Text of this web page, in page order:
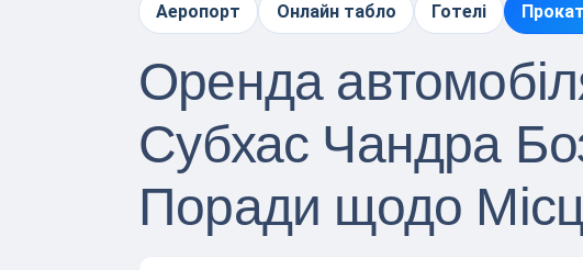
Аеропорт Онлайн табло Готелі
Оренда
Субхас Чандра
Поради щодо